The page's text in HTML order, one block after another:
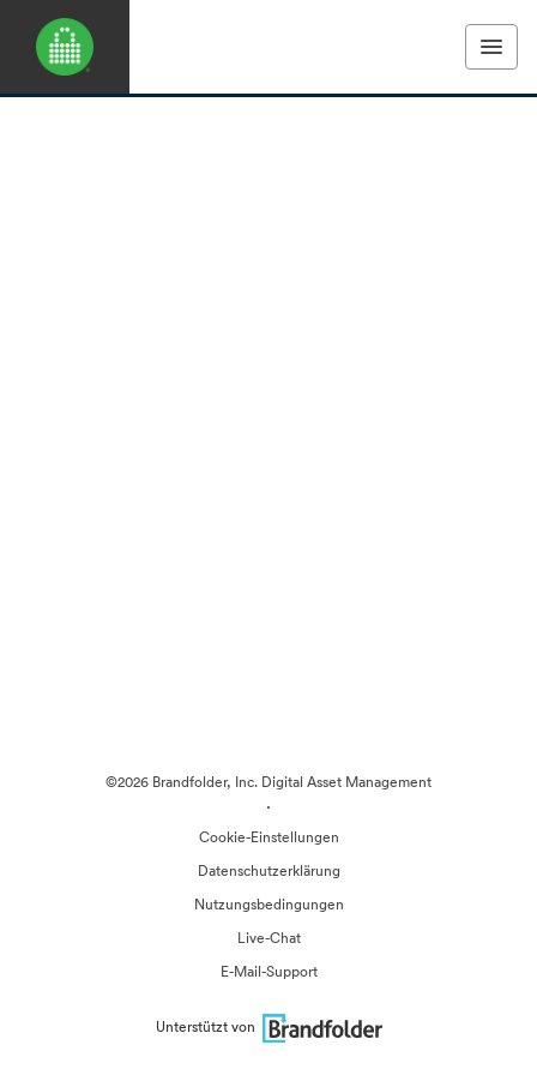
©2026 Brandfolder, Inc. Digital Asset Management
·
Cookie-Einstellungen
Datenschutzerklärung
Nutzungsbedingungen
Live-Chat
E-Mail-Support
Unterstützt von